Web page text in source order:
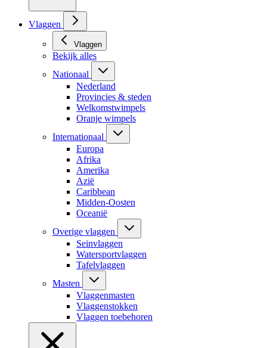
Vlaggen
Vlaggen
Bekijk alles
Nationaal
Nederland
Provincies & steden
Welkomstwimpels
Oranje wimpels
Internationaal
Europa
Afrika
Amerika
Azië
Caribbean
Midden-Oosten
Oceanië
Overige vlaggen
Seinvlaggen
Watersportvlaggen
Tafelvlaggen
Masten
Vlaggenmasten
Vlaggenstokken
Vlaggen toebehoren